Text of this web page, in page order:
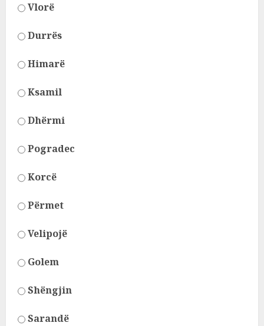
Vlorë
Durrës
Himarë
Ksamil
Dhërmi
Pogradec
Korcë
Përmet
Velipojë
Golem
Shëngjin
Sarandë